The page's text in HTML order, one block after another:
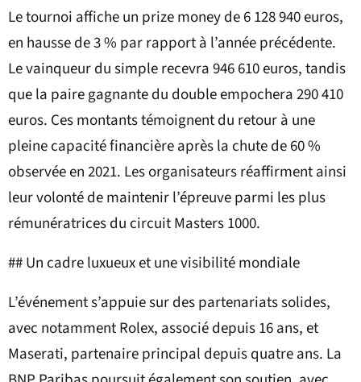
Le tournoi affiche un prize money de 6 128 940 euros,
en hausse de 3 % par rapport à l’année précédente.
Le vainqueur du simple recevra 946 610 euros, tandis
que la paire gagnante du double empochera 290 410
euros. Ces montants témoignent du retour à une
pleine capacité financière après la chute de 60 %
observée en 2021. Les organisateurs réaffirment ainsi
leur volonté de maintenir l’épreuve parmi les plus
rémunératrices du circuit Masters 1000.
## Un cadre luxueux et une visibilité mondiale
L’événement s’appuie sur des partenariats solides,
avec notamment Rolex, associé depuis 16 ans, et
Maserati, partenaire principal depuis quatre ans. La